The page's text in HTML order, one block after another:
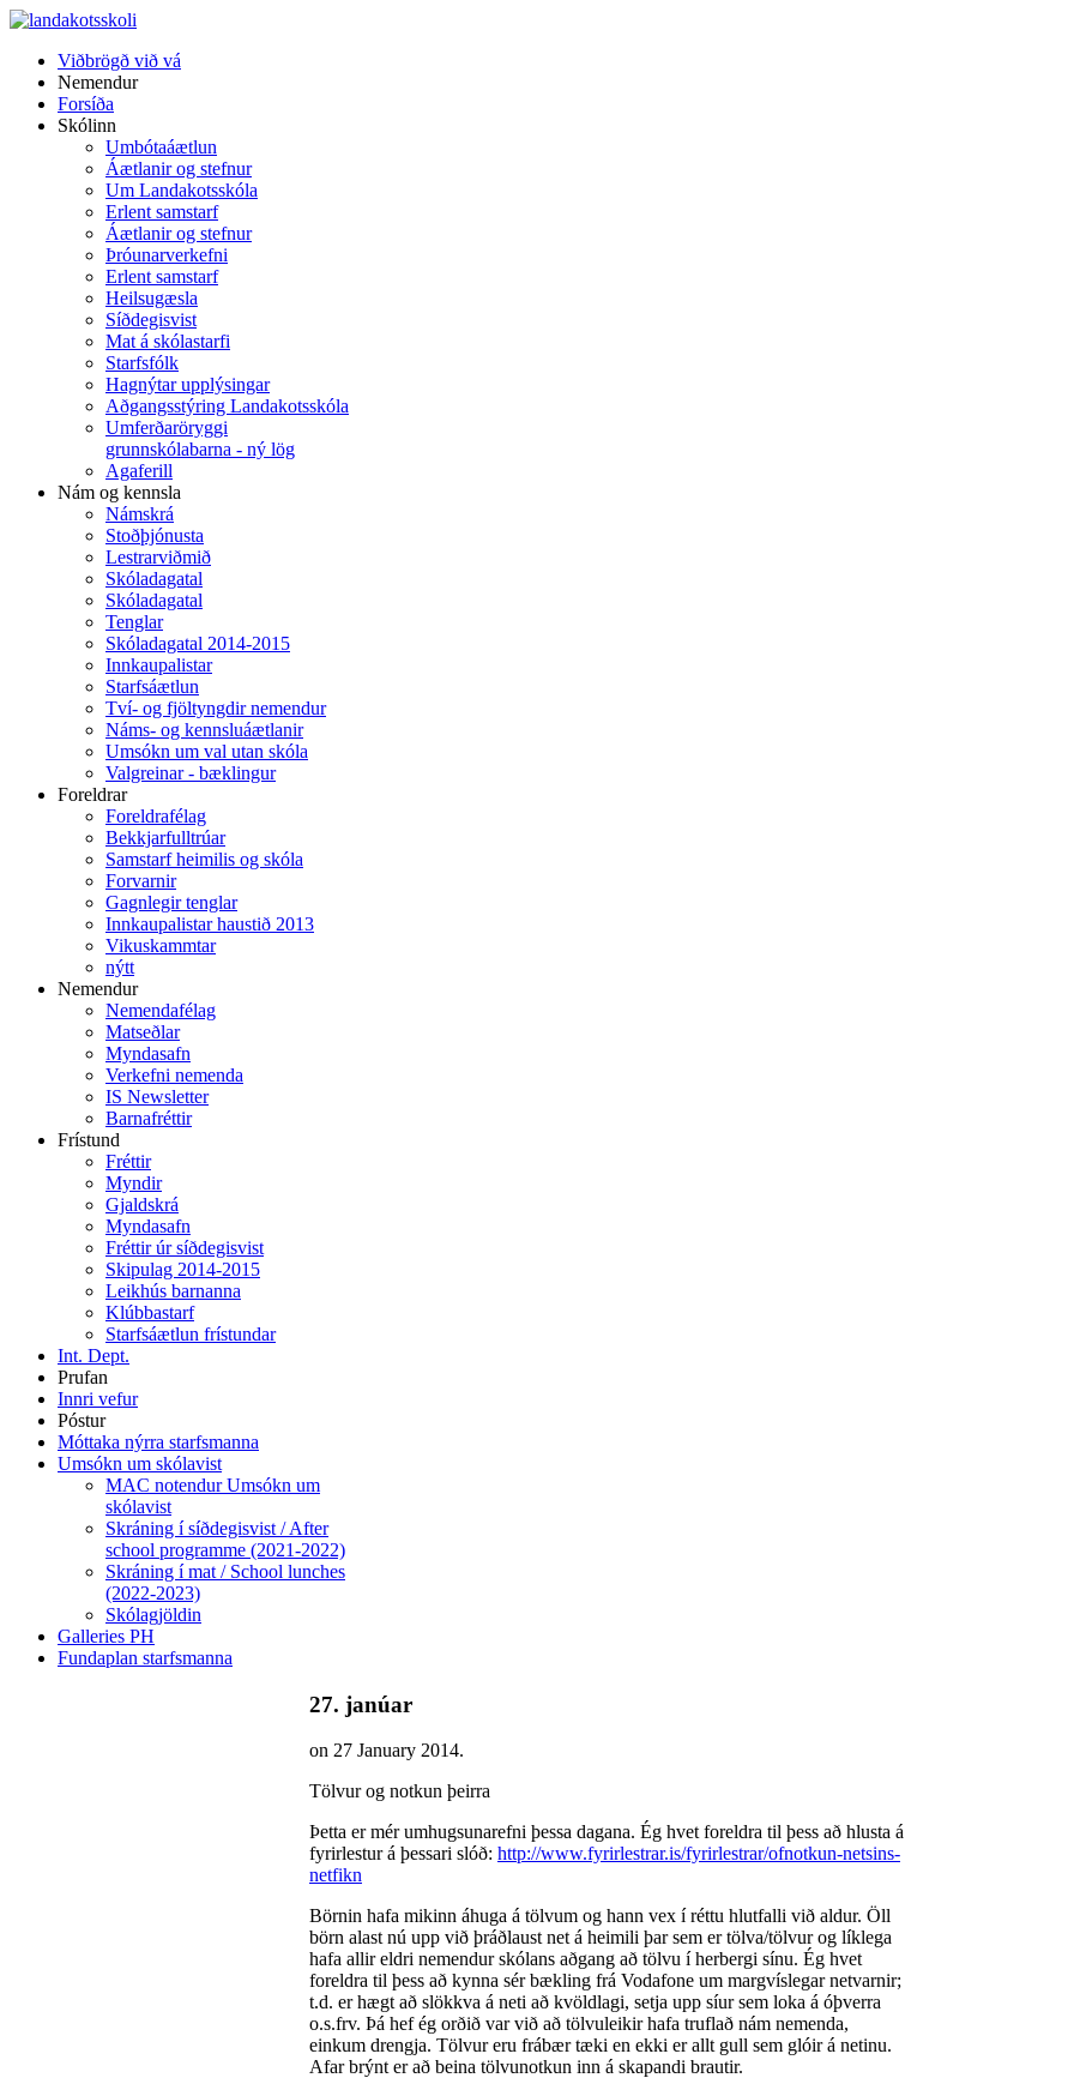
Viðbrögð við vá
Nemendur
Forsíða
Skólinn
Umbótaáætlun
Áætlanir og stefnur
Um Landakotsskóla
Erlent samstarf
Áætlanir og stefnur
Þróunarverkefni
Erlent samstarf
Heilsugæsla
Síðdegisvist
Mat á skólastarfi
Starfsfólk
Hagnýtar upplýsingar
Aðgangsstýring Landakotsskóla
Umferðaröryggi
grunnskólabarna - ný lög
Agaferill
Nám og kennsla
Námskrá
Stoðþjónusta
Lestrarviðmið
Skóladagatal
Skóladagatal
Tenglar
Skóladagatal 2014-2015
Innkaupalistar
Starfsáætlun
Tví- og fjöltyngdir nemendur
Náms- og kennsluáætlanir
Umsókn um val utan skóla
Valgreinar - bæklingur
Foreldrar
Foreldrafélag
Bekkjarfulltrúar
Samstarf heimilis og skóla
Forvarnir
Gagnlegir tenglar
Innkaupalistar haustið 2013
Vikuskammtar
nýtt
Nemendur
Nemendafélag
Matseðlar
Myndasafn
Verkefni nemenda
IS Newsletter
Barnafréttir
Frístund
Fréttir
Myndir
Gjaldskrá
Myndasafn
Fréttir úr síðdegisvist
Skipulag 2014-2015
Leikhús barnanna
Klúbbastarf
Starfsáætlun frístundar
Int. Dept.
Prufan
Innri vefur
Póstur
Móttaka nýrra starfsmanna
Umsókn um skólavist
MAC notendur Umsókn um
skólavist
Skráning í síðdegisvist / After
school programme (2021-2022)
Skráning í mat / School lunches
(2022-2023)
Skólagjöldin
Galleries PH
Fundaplan starfsmanna
27. janúar
on 27 January 2014.
Tölvur og notkun þeirra
Þetta er mér umhugsunarefni þessa dagana. Ég hvet foreldra til þess að hlusta á
fyrirlestur á þessari slóð: http://www.fyrirlestrar.is/fyrirlestrar/ofnotkun-netsins-
netfikn
Börnin hafa mikinn áhuga á tölvum og hann vex í réttu hlutfalli við aldur. Öll
börn alast nú upp við þráðlaust net á heimili þar sem er tölva/tölvur og líklega
hafa allir eldri nemendur skólans aðgang að tölvu í herbergi sínu. Ég hvet
foreldra til þess að kynna sér bækling frá Vodafone um margvíslegar netvarnir;
t.d. er hægt að slökkva á neti að kvöldlagi, setja upp síur sem loka á óþverra
o.s.frv. Þá hef ég orðið var við að tölvuleikir hafa truflað nám nemenda,
einkum drengja. Tölvur eru frábær tæki en ekki er allt gull sem glóir á netinu.
Afar brýnt er að beina tölvunotkun inn á skapandi brautir.